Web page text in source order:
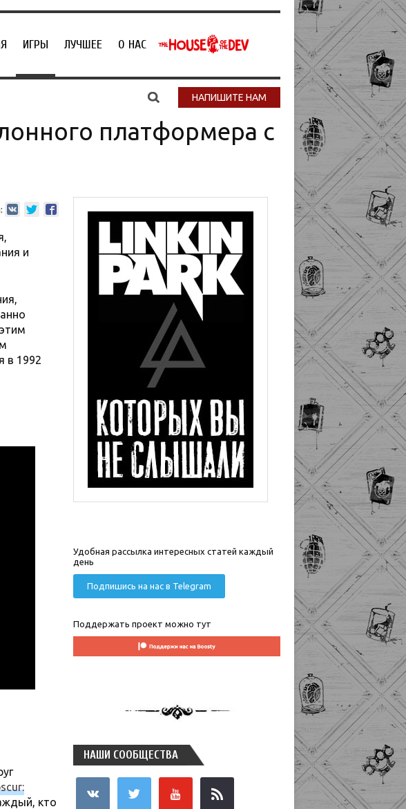
ИГРЫ ЛУЧШЕЕ О НАС
НАПИШИТЕ НАМ
платформера с
и
в 1992
кто
Удобная рассылка интересных статей каждый
день
Подпишись на нас в Telegram
Поддержать проект можно тут
НАШИ СООБЩЕСТВА